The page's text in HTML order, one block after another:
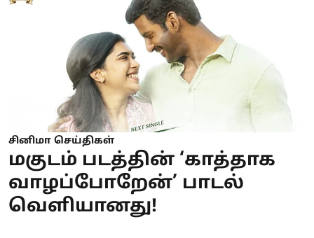
சினிமா செய்திகள்
மகுடம் படத்தின் ‘காத்தாக
வாழப்போறேன்’ பாடல்
வெளியானது!